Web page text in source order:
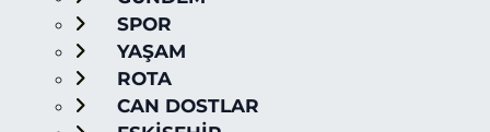
SPOR
YAŞAM
ROTA
CAN DOSTLAR